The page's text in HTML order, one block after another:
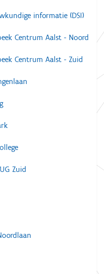
informatie (DSI)
Centrum Aalst - Noord
Centrum Aalst - Zuid
Zuid